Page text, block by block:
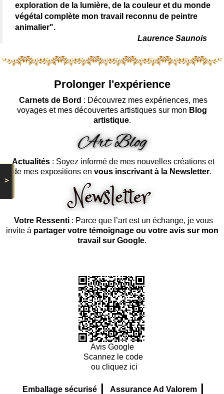
>
exploration de la lumière, de la couleur et du monde
végétal complète mon travail reconnu de peintre
animalier".
Laurence Saunois
Prolonger l'expérience
Carnets de Bord : Découvrez mes expériences, mes
voyages et mes découvertes artistiques sur mon Blog
artistique.
Actualités : Soyez informé de mes nouvelles créations et
de mes expositions en vous inscrivant à la Newsletter.
Votre Ressenti: Parce que l’art est un échange, je vous
invite à partager votre témoignage ou votre avis sur mon
travail sur Google.
Avis Google
Scannez le code
ou cliquez ici
Emballage sécurisé | Assurance Ad Valorem |